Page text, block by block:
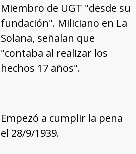
Miembro de UGT "desde su
fundación". Miliciano en La
Solana, señalan que
"contaba al realizar los
hechos 17 años".
Empezó a cumplir la pena
el 28/9/1939.